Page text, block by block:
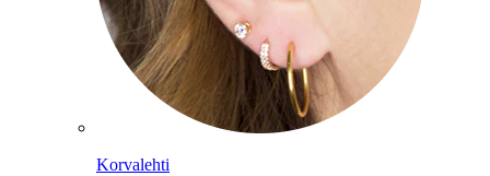
Korvalehti